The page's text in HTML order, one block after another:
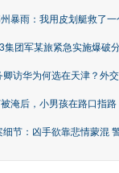
暴雨：我用皮划艇救了一
集团军某旅紧急实施爆破
访华为何选在天津？外
淹后，小男孩在路口指
节：凶手欲靠悲情蒙混